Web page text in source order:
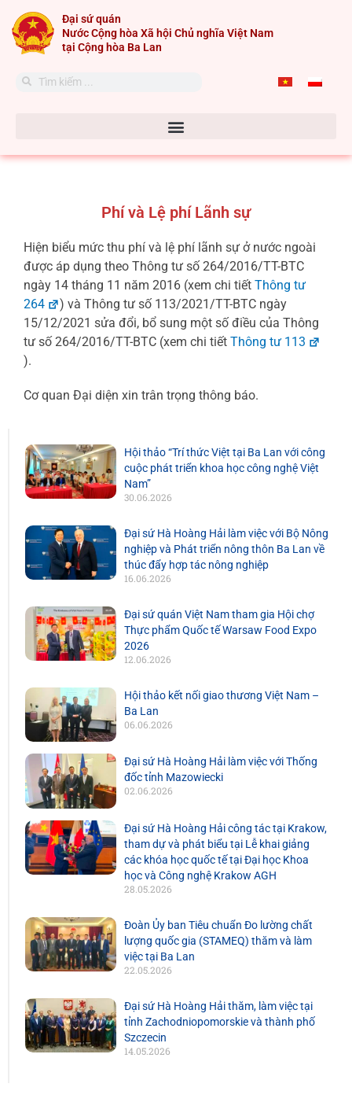
content
Đại sứ quán
Nước Cộng hòa Xã hội Chủ nghĩa Việt Nam
tại Cộng hòa Ba Lan
Search
Search
Phí và Lệ phí Lãnh sự
Hiện biểu mức thu phí và lệ phí lãnh sự ở nước ngoài
được áp dụng theo Thông tư số 264/2016/TT-BTC
ngày 14 tháng 11 năm 2016 (xem chi tiết Thông tư
264
) và Thông tư số 113/2021/TT-BTC ngày
15/12/2021 sửa đổi, bổ sung một số điều của Thông
tư số 264/2016/TT-BTC (xem chi tiết Thông tư 113
).
Cơ quan Đại diện xin trân trọng thông báo.
Hội thảo “Trí thức Việt tại Ba Lan với công
cuộc phát triển khoa học công nghệ Việt
Nam”
30.06.2026
Đại sứ Hà Hoàng Hải làm việc với Bộ Nông
nghiệp và Phát triển nông thôn Ba Lan về
thúc đẩy hợp tác nông nghiệp
16.06.2026
Đại sứ quán Việt Nam tham gia Hội chợ
Thực phẩm Quốc tế Warsaw Food Expo
2026
12.06.2026
Hội thảo kết nối giao thương Việt Nam –
Ba Lan
06.06.2026
Đại sứ Hà Hoàng Hải làm việc với Thống
đốc tỉnh Mazowiecki
02.06.2026
Đại sứ Hà Hoàng Hải công tác tại Krakow,
tham dự và phát biểu tại Lễ khai giảng
các khóa học quốc tế tại Đại học Khoa
học và Công nghệ Krakow AGH
28.05.2026
Đoàn Ủy ban Tiêu chuẩn Đo lường chất
lượng quốc gia (STAMEQ) thăm và làm
việc tại Ba Lan
22.05.2026
Đại sứ Hà Hoàng Hải thăm, làm việc tại
tỉnh Zachodniopomorskie và thành phố
Szczecin
14.05.2026